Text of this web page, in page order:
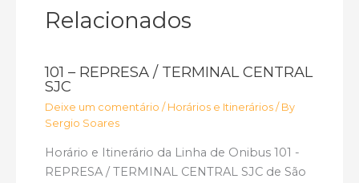
Relacionados
101 – REPRESA / TERMINAL CENTRAL
SJC
Deixe um comentário / Horários e Itinerários / By
Sergio Soares
Horário e Itinerário da Linha de Onibus 101 -
REPRESA / TERMINAL CENTRAL SJC de São